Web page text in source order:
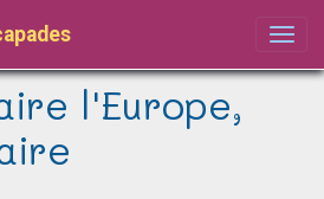
l'Europe,